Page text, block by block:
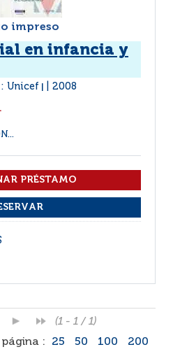
impreso
en infancia y
: Unicef 2008
(1 - 1 / 1)
página :
25 50 100 200